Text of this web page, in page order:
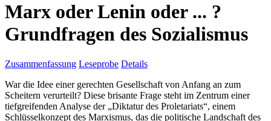
Marx oder Lenin oder ... ?
Grundfragen des Sozialismus
Zusammenfassung Leseprobe Details
War die Idee einer gerechten Gesellschaft von Anfang an zum
Scheitern verurteilt? Diese brisante Frage steht im Zentrum einer
tiefgreifenden Analyse der „Diktatur des Proletariats“, einem
Schlüsselkonzept des Marxismus, das die politische Landschaft des